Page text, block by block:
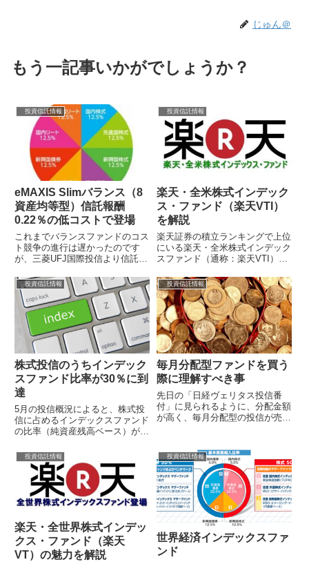
じゅん＠
もう一記事いかがでしょうか？
投資信託情報
eMAXIS Slimバランス（8
資産均等型）信託報酬
0.22％の低コストで登場
これまでバランスファンドのコス
ト競争の進行は遅かったのです
が、三菱UFJ国際投信より信託報
（2018年2月27日2...
投資信託情報
楽天・全米株式インデック
ス・ファンド（楽天VTI）
を解説
楽天証券の積立ランキングで上位
にいる楽天・全米株式インデック
スファンド（通称：楽天VTI）
れたばかりですが、1ヵ月経たず
に純...
投資信託情報
株式投信のうちインデック
スファンド比率が30％に到
達
5月の投信概況によると、株式投
信に占めるインデックスファンド
の比率（純資産残高ベース）が初
日に発表された投資信託協会の統
計による...
投資信託情報
毎月分配型ファンドを買う
際に理解すべき事
先日の「日経ヴェリタス投信番
付」に見られるように、分配金額
が高く、毎月分配型の投信が売れ
うし、このよ...
投資信託情報
楽天・全世界株式インデッ
クス・ファンド（楽天
VT）の魅力を解説
投資信託情報
世界経済インデックスファ
ンド